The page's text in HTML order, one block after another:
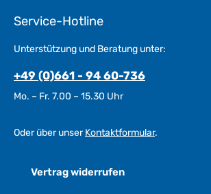
Service-Hotline
Unterstützung und Beratung unter:
+49 (0)661 - 94 60-736
Mo. – Fr. 7.00 – 15.30 Uhr
Oder über unserKontaktformular.
Vertrag widerrufen